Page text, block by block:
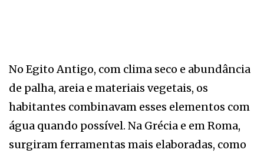
No Egito Antigo, com clima seco e abundância
de palha, areia e materiais vegetais, os
habitantes combinavam esses elementos com
água quando possível. Na Grécia e em Roma,
surgiram ferramentas mais elaboradas, como